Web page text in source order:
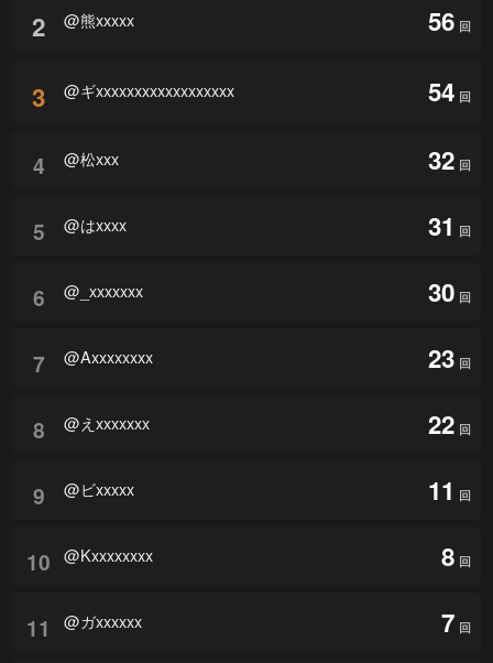
2 @熊xxxxx 56 回
3 @ギxxxxxxxxxxxxxxxxxx 54 回
4 @松xxx 32 回
5 @はxxxx 31 回
6 @_xxxxxxx 30 回
7 @Axxxxxxxx 23 回
8 @えxxxxxxx 22 回
9 @ビxxxxx 11 回
10 @Kxxxxxxxx 8 回
11 @ガxxxxxx 7 回